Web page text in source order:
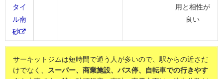
タイ
ル南
砂
用と相性が
良い
サーキットジムは短時間で通う人が多いので、駅からの近さだ
けでなく、
スーパー、商業施設、バス停、自転車での行きやす